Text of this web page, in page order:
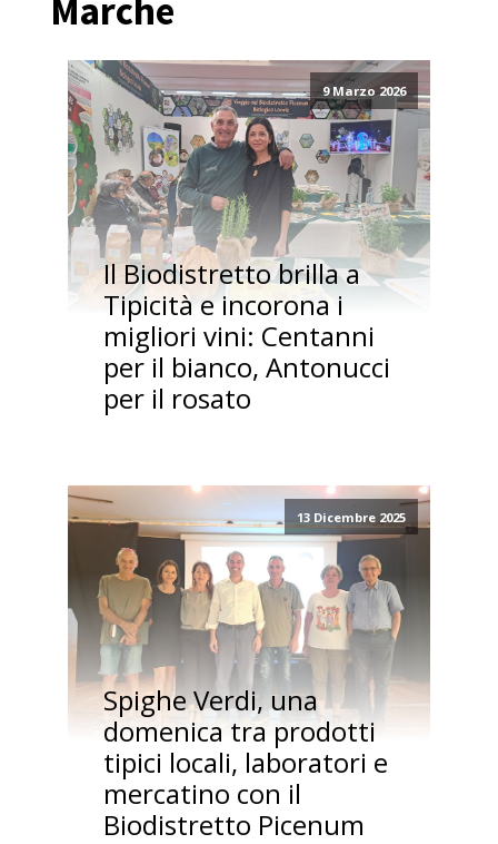
Marche
9 Marzo 2026
Il Biodistretto brilla a
Tipicità e incorona i
migliori vini: Centanni
per il bianco, Antonucci
per il rosato
13 Dicembre 2025
Spighe Verdi, una
domenica tra prodotti
tipici locali, laboratori e
mercatino con il
Biodistretto Picenum